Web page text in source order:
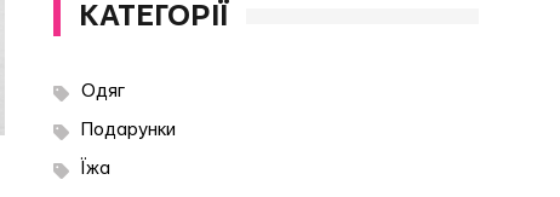
КАТЕГОРІЇ
Одяг
Подарунки
Їжа